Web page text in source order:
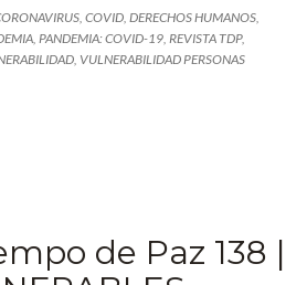
, COVID, DERECHOS HUMANOS,
, PANDEMIA: COVID-19, REVISTA TDP,
, VULNERABILIDAD PERSONAS
de Paz 138 |